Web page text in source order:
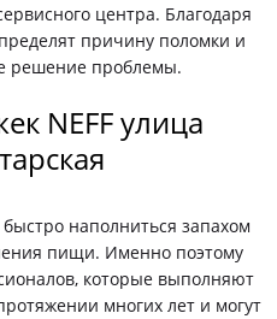
центра. Благодаря
причину поломки и
решение проблемы.
NEFF улица
наполниться запахом
пищи. Именно поэтому
которые выполняют
многих лет и могут